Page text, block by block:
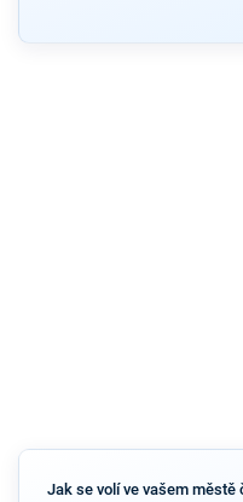
Jak se volí ve vašem městě